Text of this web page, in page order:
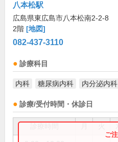
八本松駅
広島県東広島市八本松南2-2-8
2階 [地図]
082-437-3110
診療科目
内科 糖尿病内科 内分泌内科
診療/受付時間・休診日